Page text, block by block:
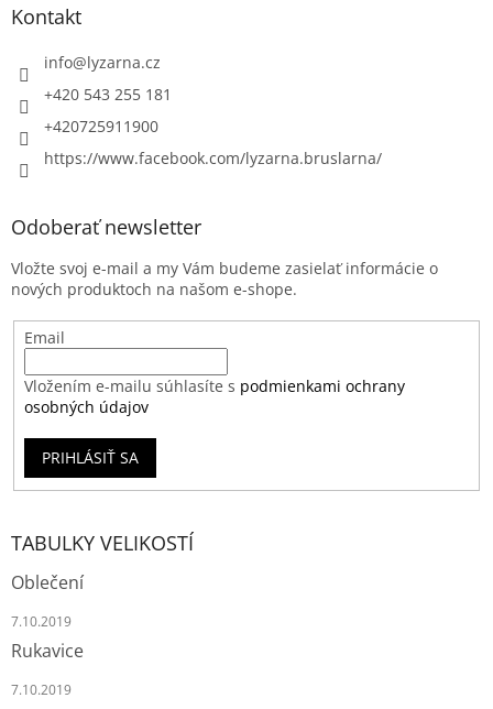
Kontakt
info@lyzarna.cz
+420 543 255 181
+420725911900
https://www.facebook.com/lyzarna.bruslarna/
Odoberať newsletter
Vložte svoj e-mail a my Vám budeme zasielať informácie o
nových produktoch na našom e-shope.
Email
Vložením e-mailu súhlasíte s podmienkami ochrany
osobných údajov
PRIHLÁSIŤ SA
TABULKY VELIKOSTÍ
Oblečení
7.10.2019
Rukavice
7.10.2019